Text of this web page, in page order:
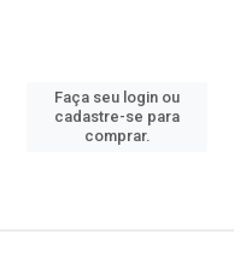
Faça seu login ou
cadastre-se para
comprar.